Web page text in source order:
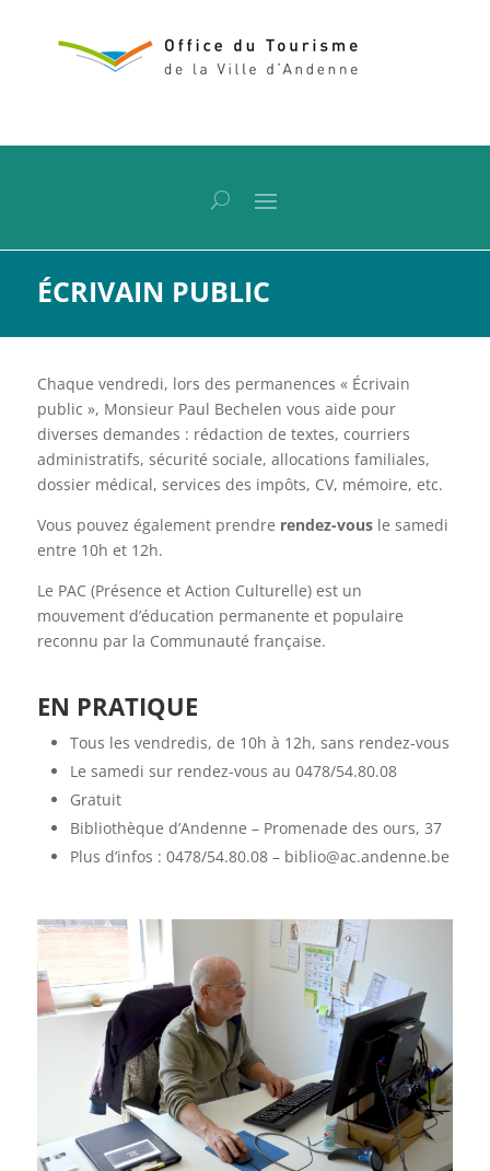
ÉCRIVAIN PUBLIC
Chaque vendredi, lors des permanences « Écrivain
public », Monsieur Paul Bechelen vous aide pour
diverses demandes : rédaction de textes, courriers
administratifs, sécurité sociale, allocations familiales,
dossier médical, services des impôts, CV, mémoire, etc.
Vous pouvez également prendre rendez-vousle samedi
entre 10h et 12h.
Le PAC (Présence et Action Culturelle) est un
mouvement d’éducation permanente et populaire
reconnu par la Communauté française.
EN PRATIQUE
Tous les vendredis, de 10h à 12h, sans rendez-vous
Le samedi sur rendez-vous au 0478/54.80.08
Gratuit
Bibliothèque d’Andenne – Promenade des ours, 37
Plus d’infos : 0478/54.80.08 – biblio@ac.andenne.be